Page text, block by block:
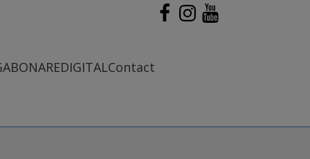
ABONAREDIGITALContact